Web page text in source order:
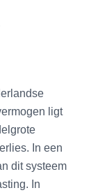
ligt
In een
dit systeem
In